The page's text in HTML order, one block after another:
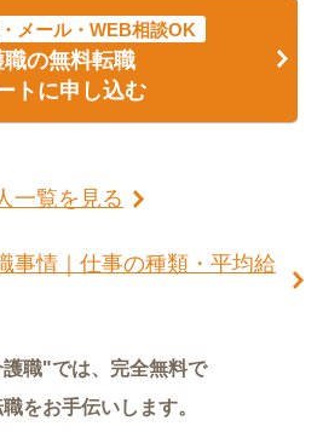
メール・WEB相談OK
の無料転職
トに申し込む
一覧を見る
事情｜仕事の種類・平均給
職"では、完全無料で
をお手伝いします。